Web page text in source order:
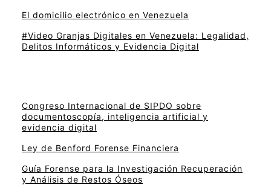
El domicilio electrónico en Venezuela
#Video Granjas Digitales en Venezuela: Legalidad,
Delitos Informáticos y Evidencia Digital
Congreso Internacional de SIPDO sobre
documentoscopía, inteligencia artificial y
evidencia digital
Ley de Benford Forense Financiera
Guía Forense para la Investigación Recuperación
y Análisis de Restos Óseos